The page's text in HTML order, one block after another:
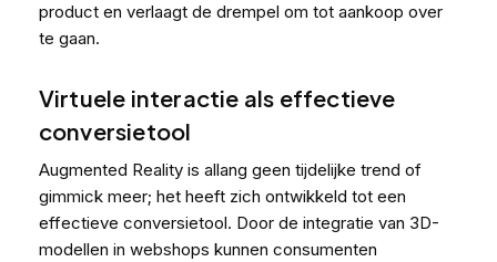
product en verlaagt de drempel om tot aankoop over
te gaan.
Virtuele interactie als effectieve
conversietool
Augmented Reality is allang geen tijdelijke trend of
gimmick meer; het heeft zich ontwikkeld tot een
effectieve conversietool. Door de integratie van 3D-
modellen in webshops kunnen consumenten